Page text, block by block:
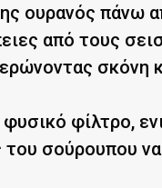
ουρανός πάνω
από τους
σκόνη
φίλτρο,
σούρουπου